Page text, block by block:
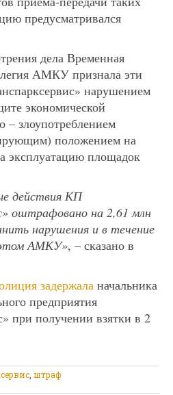
предусматривался
дела Временная
АМКУ признала эти
нарушением
экономической
– злоупотреблением
положением на
эксплуатацию площадок
действия КП
оштрафовано на 2,61 млн
нарушения и в течение
АМКУ», – сказано в
задержала начальника
предприятия
при получении взятки в 2
штраф